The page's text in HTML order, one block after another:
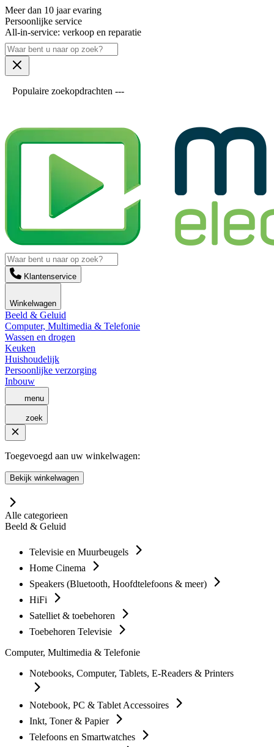
Meer dan 10 jaar evaring
Persoonlijke service
All-in-service: verkoop en reparatie
Populaire zoekopdrachten ---
Klantenservice
Winkelwagen
Beeld & Geluid
Computer, Multimedia & Telefonie
Wassen en drogen
Keuken
Huishoudelijk
Persoonlijke verzorging
Inbouw
menu
zoek
Toegevoegd aan uw winkelwagen:
Bekijk winkelwagen
Alle categorieen
Beeld & Geluid
Televisie en Muurbeugels
Home Cinema
Speakers (Bluetooth, Hoofdtelefoons & meer)
HiFi
Satelliet & toebehoren
Toebehoren Televisie
Computer, Multimedia & Telefonie
Notebooks, Computer, Tablets, E-Readers & Printers
Notebook, PC & Tablet Accessoires
Inkt, Toner & Papier
Telefoons en Smartwatches